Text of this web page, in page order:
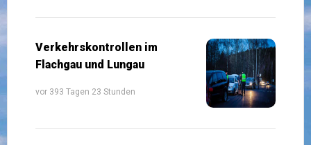
Verkehrskontrollen im
Flachgau und Lungau
vor 393 Tagen 23 Stunden